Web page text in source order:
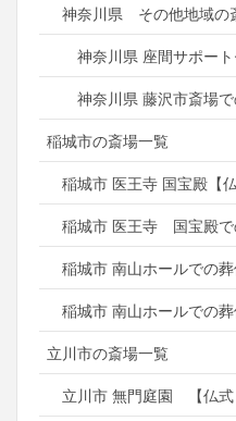
神奈川県 その他地域の
神奈川県 座間サポー
神奈川県 藤沢市斎場
稲城市の斎場一覧
稲城市 医王寺 国宝殿【
稲城市 医王寺 国宝殿で
稲城市 南山ホールでの葬
稲城市 南山ホールでの葬
立川市の斎場一覧
立川市 無門庭園 【仏式